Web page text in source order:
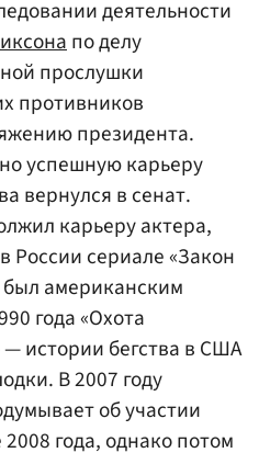
деятельности
по делу
прослушки
противников
президента.
успешную карьеру
вернулся в сенат.
карьеру актера,
России сериале «Закон
американским
года «Охота
— истории бегства в США
В 2007 году
об участии
года, однако потом